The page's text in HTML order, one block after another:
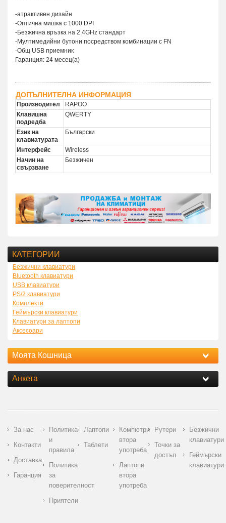
-атрактивен дизайн
-Оптична мишка с 1000 DPI
-Безжична връзка на 2.4GHz стандарт
-Мултимедийни бутони посредством комбинации с FN
-Общ USB приемник
Гаранция: 24 месец(а)
ДОПЪЛНИТЕЛНА ИНФОРМАЦИЯ
Производител
RAPOO
Клавишна
подредба
QWERTY
Език на
клавиатурата
Български
Интерфейс
Wireless
Начин на
свързване
Безжичен
КАТЕГОРИИ
Безжични клавиатури
Bluetooth клавиатури
USB клавиатури
PS/2 клавиатури
Комплекти
Геймърски клавиатури
Клавиатури за лаптопи
Аксесоари
Моята Кошница
Анкета
За нас
Контакти
Доставка
Гаранция
Политика
и
правила
Политика
за
поверителност
Приятели
Лаптопи
Таблети
Компютри
втора
употреба
Лаптопи
втора
употреба
Рутери
Точки за
достъп
Безжични
клавиатури
Геймърски
клавиатури